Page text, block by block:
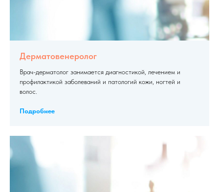
Дерматовенеролог
Врач-дерматолог занимается диагностикой, лечением и
профилактикой заболеваний и патологий кожи, ногтей и
волос.
Подробнее